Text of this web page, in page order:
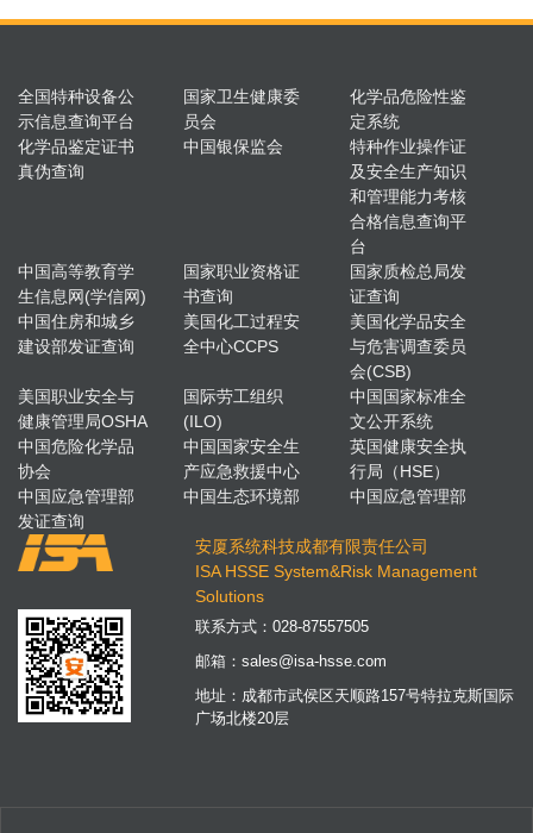
全国特种设备公
示信息查询平台
国家卫生健康委
员会
化学品危险性鉴
定系统
化学品鉴定证书
真伪查询
中国银保监会
特种作业操作证
及安全生产知识
和管理能力考核
合格信息查询平
台
中国高等教育学
生信息网(学信网)
国家职业资格证
书查询
国家质检总局发
证查询
中国住房和城乡
建设部发证查询
美国化工过程安
全中心CCPS
美国化学品安全
与危害调查委员
会(CSB)
美国职业安全与
健康管理局OSHA
国际劳工组织
(ILO)
中国国家标准全
文公开系统
中国危险化学品
协会
中国国家安全生
产应急救援中心
英国健康安全执
行局（HSE）
中国应急管理部
发证查询
中国生态环境部 中国应急管理部
安厦系统科技成都有限责任公司
ISA HSSE System&Risk Management
Solutions
联系方式：028-87557505
邮箱：sales@isa-hsse.com
地址：成都市武侯区天顺路157号特拉克斯国际
广场北楼20层